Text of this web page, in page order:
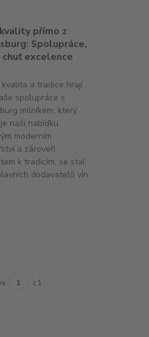
přímo z
Spolupráce,
excelence
kvalita a tradice hrají
spolupráce s
milníkem, který
naši nabídku.
moderním
a zároveň
k tradicím, se stal
dodavatelů vín
z 1